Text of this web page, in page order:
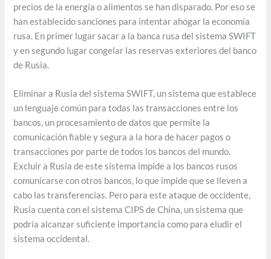
precios de la energía o alimentos se han disparado. Por eso se
han establecido sanciones para intentar ahogar la economía
rusa. En primer lugar sacar a la banca rusa del sistema SWIFT
y en segundo lugar congelar las reservas exteriores del banco
de Rusia.
Eliminar a Rusia del sistema SWIFT, un sistema que establece
un lenguaje común para todas las transacciones entre los
bancos, un procesamiento de datos que permite la
comunicación fiable y segura a la hora de hacer pagos o
transacciones por parte de todos los bancos del mundo.
Excluir a Rusia de este sistema impide a los bancos rusos
comunicarse con otros bancos, lo que impide que se lleven a
cabo las transferencias. Pero para este ataque de occidente,
Rusia cuenta con el sistema CIPS de China, un sistema que
podría alcanzar suficiente importancia como para eludir el
sistema occidental.